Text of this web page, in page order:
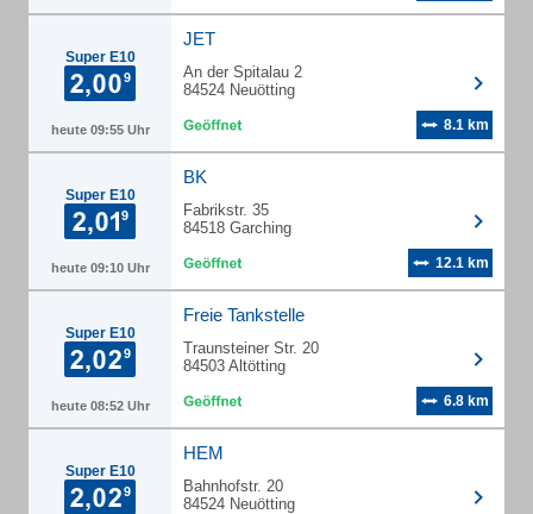
Super E10
heute 09:55 Uhr
JET
An der Spitalau 2
84524 Neuötting
8.1 km
Super E10
heute 09:10 Uhr
BK
Fabrikstr. 35
84518 Garching
12.1 km
Super E10
heute 08:52 Uhr
Freie Tankstelle
Traunsteiner Str. 20
84503 Altötting
6.8 km
Super E10
HEM
Bahnhofstr. 20
84524 Neuötting